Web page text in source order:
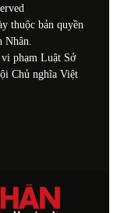
thuộc bản quyền
phạm Luật Sở
Chủ nghĩa Việt